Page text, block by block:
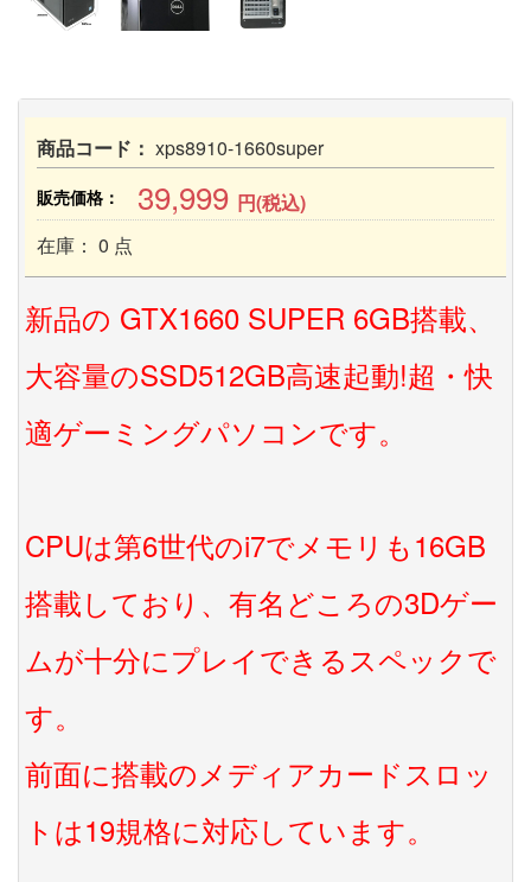
商品コード： xps8910-1660super
販売価格： 39,999 円(税込)
在庫： 0 点
新品の GTX1660 SUPER 6GB搭載、
大容量のSSD512GB高速起動!超・快
適ゲーミングパソコンです。
CPUは第6世代のi7でメモリも16GB
搭載しており、有名どころの3Dゲー
ムが十分にプレイできるスペックで
す。
前面に搭載のメディアカードスロッ
トは19規格に対応しています。